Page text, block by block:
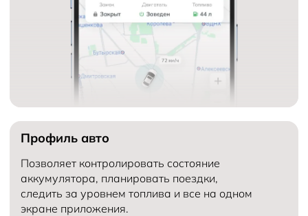
Профиль авто
Позволяет контролировать состояние
аккумулятора, планировать поездки,
следить за уровнем топлива и все на одном
экране приложения.